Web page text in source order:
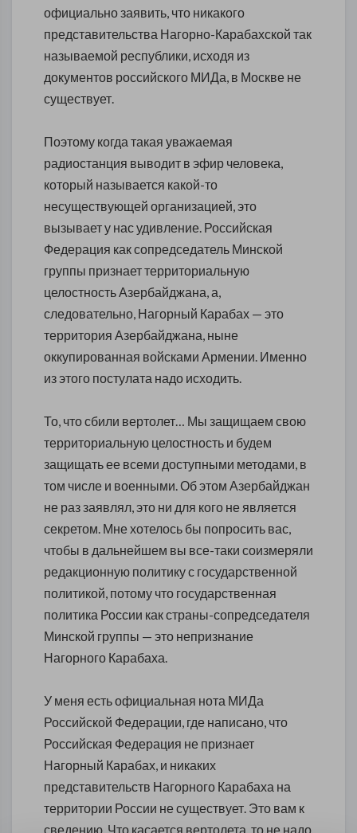
официально заявить, что никакого
представительства Нагорно-Карабахской так
называемой республики, исходя из
документов российского МИДа, в Москве не
существует.
Поэтому когда такая уважаемая
радиостанция выводит в эфир человека,
который называется какой-то
несуществующей организацией, это
вызывает у нас удивление. Российская
Федерация как сопредседатель Минской
группы признает территориальную
целостность Азербайджана, а,
следовательно, Нагорный Карабах — это
территория Азербайджана, ныне
оккупированная войсками Армении. Именно
из этого постулата надо исходить.
То, что сбили вертолет… Мы защищаем свою
территориальную целостность и будем
защищать ее всеми доступными методами, в
том числе и военными. Об этом Азербайджан
не раз заявлял, это ни для кого не является
секретом. Мне хотелось бы попросить вас,
чтобы в дальнейшем вы все-таки соизмеряли
редакционную политику с государственной
политикой, потому что государственная
политика России как страны-сопредседателя
Минской группы — это непризнание
Нагорного Карабаха.
У меня есть официальная нота МИДа
Российской Федерации, где написано, что
Российская Федерация не признает
Нагорный Карабах, и никаких
представительств Нагорного Карабаха на
территории России не существует. Это вам к
сведению. Что касается вертолета, то не надо